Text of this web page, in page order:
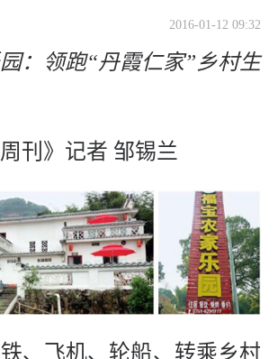
2016-01-12 09:32
：领跑“丹霞仁家”乡村生
刊》记者 邹锡兰
、飞机、轮船、转乘乡村